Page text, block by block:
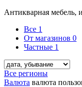
Антикварная мебель,
Все 1
От магазинов 0
Частные 1
Все регионы
Валюта валюта